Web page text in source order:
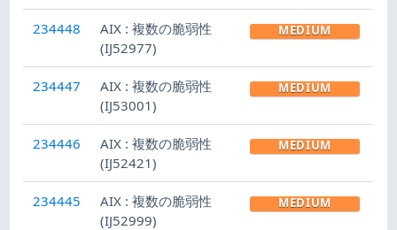
234448
AIX : 複数の脆弱性
(IJ52977)
MEDIUM
234447
AIX : 複数の脆弱性
(IJ53001)
MEDIUM
234446
AIX : 複数の脆弱性
(IJ52421)
MEDIUM
234445
AIX : 複数の脆弱性
(IJ52999)
MEDIUM